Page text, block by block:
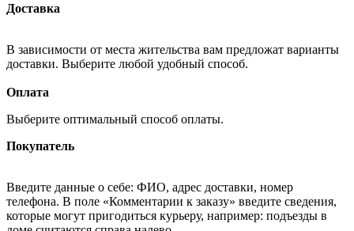
Доставка
В зависимости от места жительства вам предложат варианты
доставки. Выберите любой удобный способ.
Оплата
Выберите оптимальный способ оплаты.
Покупатель
Введите данные о себе: ФИО, адрес доставки, номер
телефона. В поле «Комментарии к заказу» введите сведения,
которые могут пригодиться курьеру, например: подъезды в